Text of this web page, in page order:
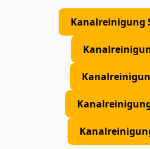
Kanalreinigung